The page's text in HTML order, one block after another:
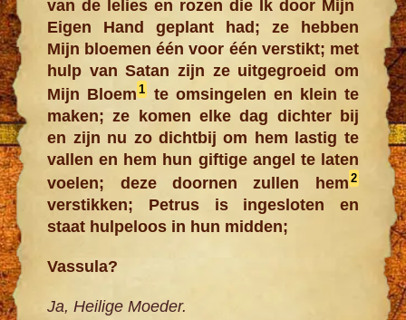
van de lelies en rozen die Ik door Mijn
Eigen Hand geplant had; ze hebben
Mijn bloemen één voor één verstikt; met
hulp van Satan zijn ze uitgegroeid om
Mijn Bloem1
te omsingelen en klein te
maken; ze komen elke dag dichter bij
en zijn nu zo dichtbij om hem lastig te
vallen en hem hun giftige angel te laten
voelen; deze doornen zullen hem 2
verstikken; Petrus is ingesloten en
staat hulpeloos in hun midden;
Vassula?
Ja, Heilige Moeder.